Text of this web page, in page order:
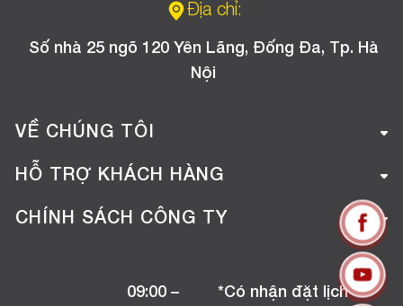
Địa chỉ:
Số nhà 25 ngõ 120 Yên Lãng, Đống Đa, Tp. Hà
Nội
VỀ CHÚNG TÔI
Giới thiệu công ty
Tuyển dụng
HỖ TRỢ KHÁCH HÀNG
Hướng dẫn mua hàng online
Chương trình khuyến mãi
CHÍNH SÁCH CÔNG TY
Chính sách bảo hành09:00 –
*Có nhận đặt lịch